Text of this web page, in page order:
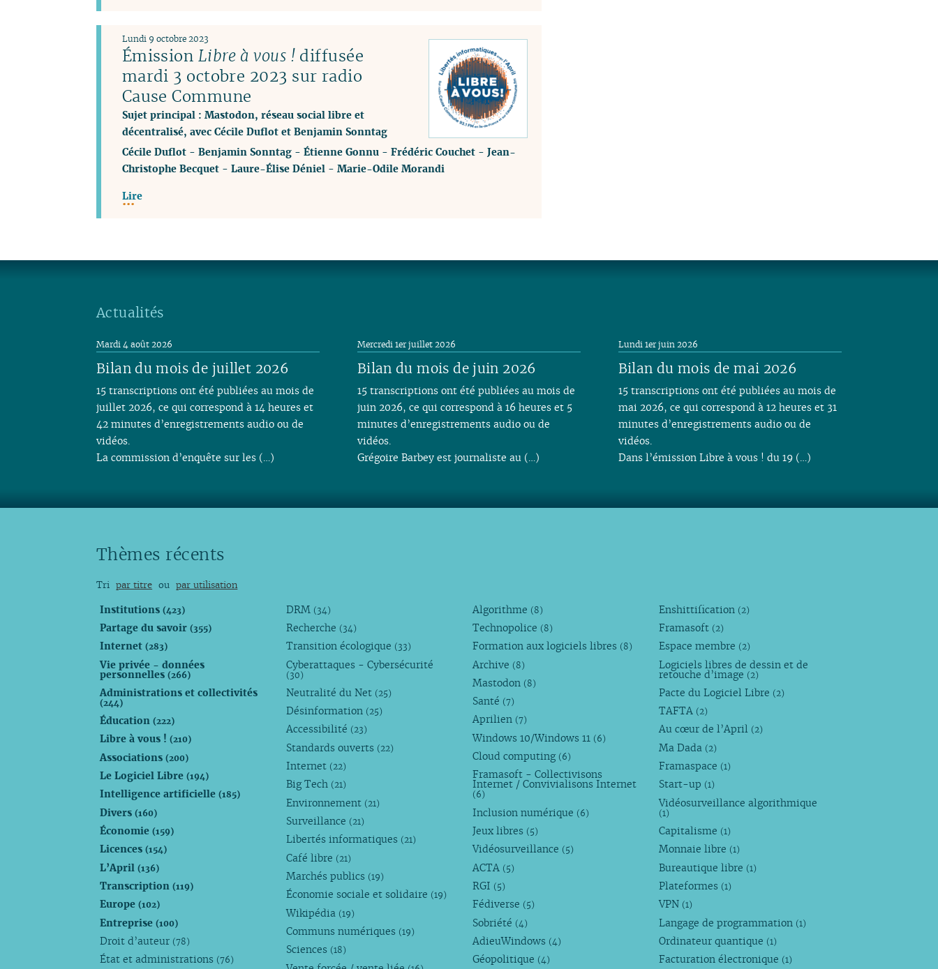
Émission Libre à vous !diffusée
mardi 3 octobre 2023 sur radio
Cause Commune
Sujet principal : Mastodon, réseau social libre et
décentralisé, avec Cécile Duflot et Benjamin Sonntag
Lundi 9 octobre 2023
Cécile Duflot- Benjamin Sonntag- Étienne Gonnu- Frédéric Couchet- Jean-
Christophe Becquet- Laure-Élise Déniel- Marie-Odile Morandi
Lire
Actualités
Bilan du mois de juillet 2026
Mardi 4 août 2026
15 transcriptions ont été publiées au mois de
juillet 2026, ce qui correspond à 14 heures et
42 minutes d’enregistrements audio ou de
vidéos.
La commission d’enquête sur les (…)
Bilan du mois de juin 2026
Mercredi 1er juillet 2026
15 transcriptions ont été publiées au mois de
juin 2026, ce qui correspond à 16 heures et 5
minutes d’enregistrements audio ou de
vidéos.
Grégoire Barbey est journaliste au (…)
Bilan du mois de mai 2026
Lundi 1er juin 2026
15 transcriptions ont été publiées au mois de
mai 2026, ce qui correspond à 12 heures et 31
minutes d’enregistrements audio ou de
vidéos.
Dans l’émission Libre à vous ! du 19 (…)
Thèmes récents
Tri par titre ou par utilisation
Institutions(423)
Partage du savoir(355)
Internet(283)
Vie privée - données
personnelles(266)
Administrations et collectivités
(244)
Éducation(222)
Libre à vous !(210)
Associations(200)
Le Logiciel Libre(194)
Intelligence artificielle(185)
Divers(160)
Économie(159)
Licences(154)
L’April(136)
Transcription(119)
Europe(102)
Entreprise(100)
Droit d’auteur (78)
État et administrations (76)
DRM (34)
Recherche (34)
Transition écologique (33)
Cyberattaques - Cybersécurité
(30)
Neutralité du Net (25)
Désinformation (25)
Accessibilité (23)
Standards ouverts (22)
Internet (22)
Big Tech (21)
Environnement (21)
Surveillance (21)
Libertés informatiques (21)
Café libre (21)
Marchés publics (19)
Économie sociale et solidaire (19)
Wikipédia (19)
Communs numériques (19)
Sciences (18)
Algorithme (8)
Technopolice (8)
Formation aux logiciels libres (8)
Archive (8)
Mastodon (8)
Santé (7)
Aprilien (7)
Windows 10/Windows 11 (6)
Cloud computing (6)
Framasoft - Collectivisons
Internet / Convivialisons Internet
(6)
Inclusion numérique (6)
Jeux libres (5)
Vidéosurveillance (5)
ACTA (5)
RGI (5)
Fédiverse (5)
Sobriété (4)
AdieuWindows (4)
Géopolitique (4)
Enshittification (2)
Framasoft (2)
Espace membre (2)
Logiciels libres de dessin et de
retouche d’image (2)
Pacte du Logiciel Libre (2)
TAFTA (2)
Au cœur de l’April (2)
Ma Dada (2)
Framaspace (1)
Start-up (1)
Vidéosurveillance algorithmique
(1)
Capitalisme (1)
Monnaie libre (1)
Bureautique libre (1)
Plateformes (1)
VPN (1)
Langage de programmation (1)
Ordinateur quantique (1)
Facturation électronique (1)